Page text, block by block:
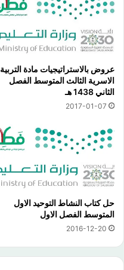
عروض بالاستراتيجيات مادة التربية
الاسرية الثالث المتوسط الفصل
الثاني 1438 هـ
2017-01-07
حل كتاب النشاط التوحيد الاول
المتوسط الفصل الاول
2016-12-20